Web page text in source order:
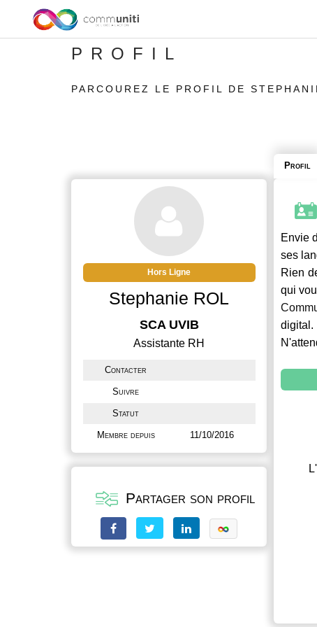
PROFIL
PARCOUREZ LE PROFIL DE
Hors Ligne
Stephanie ROL
SCA UVIB
Assistante RH
Contacter
Suivre
Statut
Membre depuis 11/10/2016
Partager son profil
Profil
Envie
ses
Rien
qui
digital.